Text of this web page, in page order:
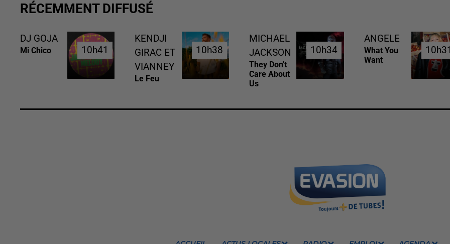
RÉCEMMENT DIFFUSÉ
DJ GOJA
Mi Chico 10h41
10h41
KENDJI
GIRAC ET
VIANNEY
Le Feu
10h38
10h38
MICHAEL
JACKSON
They Don't
Care About
Us
10h34
10h34
ANGELE
What You
Want
10h31
10h31